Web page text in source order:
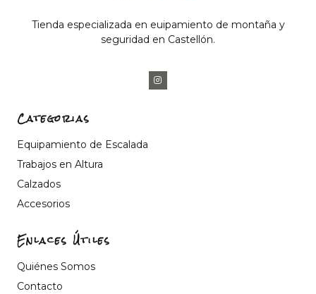
Tienda especializada en euipamiento de montaña y
seguridad en Castellón.
Categorias
Equipamiento de Escalada
Trabajos en Altura
Calzados
Accesorios
Enlaces Útiles
Quiénes Somos
Contacto